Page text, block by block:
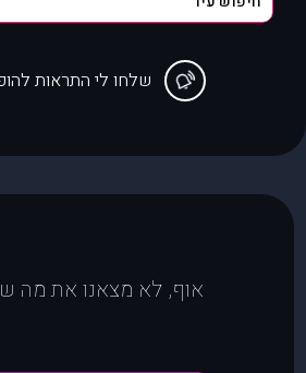
שלחו לי התראות
אוף, לא מצאנו את מה